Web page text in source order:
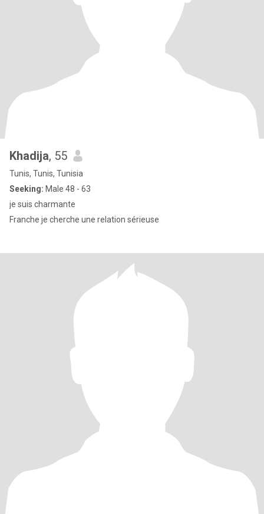
Khadija, 55
Tunis, Tunis, Tunisia
Seeking: Male 48 - 63
je suis charmante
Franche je cherche une relation sérieuse